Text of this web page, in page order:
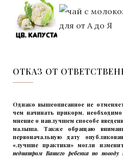
ОТКАЗ ОТ
Однако вышеописанное не
чем начинать прикорм,
мнение о наилучшем способе
малыша. Также обращаю
первоначальную дату
«лучшие практики» могли
педиатром Вашего ребенка по поводу